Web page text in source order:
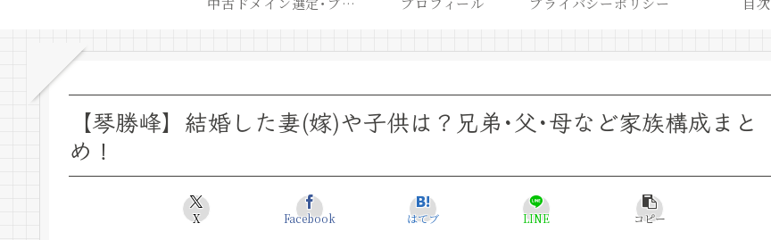
【琴勝峰】結婚した妻(嫁)や子供は？兄弟･父･母など家族構成まと
め！
X Facebook はてブ LINE コピー